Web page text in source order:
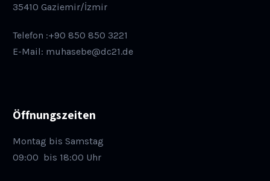
35410 Gaziemir/İzmir
Telefon :+90 850 850 3221
E-Mail: muhasebe@dc21.de
Öffnungszeiten
Montag bis Samstag
09:00 bis 18:00 Uhr